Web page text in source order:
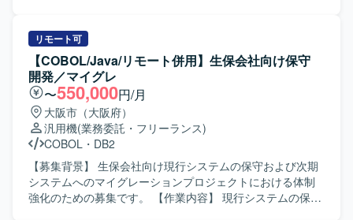
ます。既存システムの機能追加や改修、新規機能の設計・
実装を行いながら、品質を意識した開発を推進していただ
きます。 【求める人物像】 お客様や上位SE、PGと円滑な
コミュニケーションを取りながら、主体的に業務を推進し
ていただける方を求めています。複数システムを横断した
業務理解を行い、状況に応じて柔軟に立ち回れる方が望ま
しいです。 【ポジションの魅力】 要件定義から結合テスト
まで上流から下流まで一貫して関わることができ、上級SE
としてPL経験を活かしながら業務系システム開発のスキル
をさらに高めていただけます。複数の業務領域のシステム
に携わることで、ドメイン知識や設計力を広く身につける
リモート可
【COBOL/Java/リモート併用】生保会社向け保守
開発／マイグレ
〜550,000円/月
大阪市（大阪府）
汎用機(業務委託・フリーランス)
COBOL ・ DB2
【募集背景】 生保会社向け現行システムの保守および次期
システムへのマイグレーションプロジェクトにおける体制
強化のための募集です。 【作業内容】 現行システムの保守